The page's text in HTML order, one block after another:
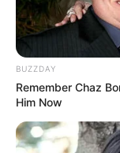
Flüssen und
werden
Deutschland
BUZZDAY
Remember Chaz
Him Now